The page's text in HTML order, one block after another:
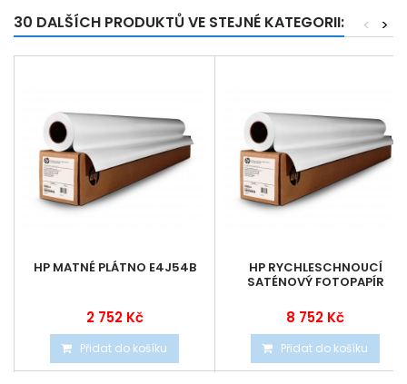
30 DALŠÍCH PRODUKTŮ VE STEJNÉ KATEGORII: >
<
HP MATNÉ PLÁTNO E4J54B
2 752 Kč
Přidat do košíku
HP RYCHLESCHNOUCÍ
SATÉNOVÝ FOTOPAPÍR
8 752 Kč
Přidat do košíku